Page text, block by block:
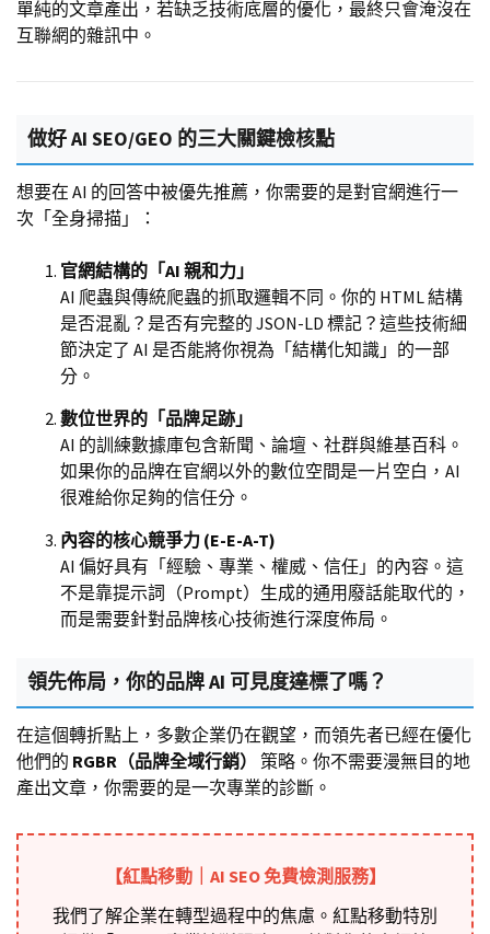
單純的文章產出，若缺乏技術底層的優化，最終只會淹沒在
互聯網的雜訊中。
做好 AI SEO/GEO 的三大關鍵檢核點
想要在 AI 的回答中被優先推薦，你需要的是對官網進行一
次「全身掃描」：
官網結構的「AI 親和力」
AI 爬蟲與傳統爬蟲的抓取邏輯不同。你的 HTML 結構
是否混亂？是否有完整的 JSON-LD 標記？這些技術細
節決定了 AI 是否能將你視為「結構化知識」的一部
分。
數位世界的「品牌足跡」
AI 的訓練數據庫包含新聞、論壇、社群與維基百科。
如果你的品牌在官網以外的數位空間是一片空白，AI
很难給你足夠的信任分。
內容的核心競爭力 (E-E-A-T)
AI 偏好具有「經驗、專業、權威、信任」的內容。這
不是靠提示詞（Prompt）生成的通用廢話能取代的，
而是需要針對品牌核心技術進行深度佈局。
領先佈局，你的品牌 AI 可見度達標了嗎？
在這個轉折點上，多數企業仍在觀望，而領先者已經在優化
他們的 RGBR（品牌全域行銷）
策略。你不需要漫無目的地
產出文章，你需要的是一次專業的診斷。
【紅點移動｜AI SEO 免費檢測服務】
我們了解企業在轉型過程中的焦慮。紅點移動特別